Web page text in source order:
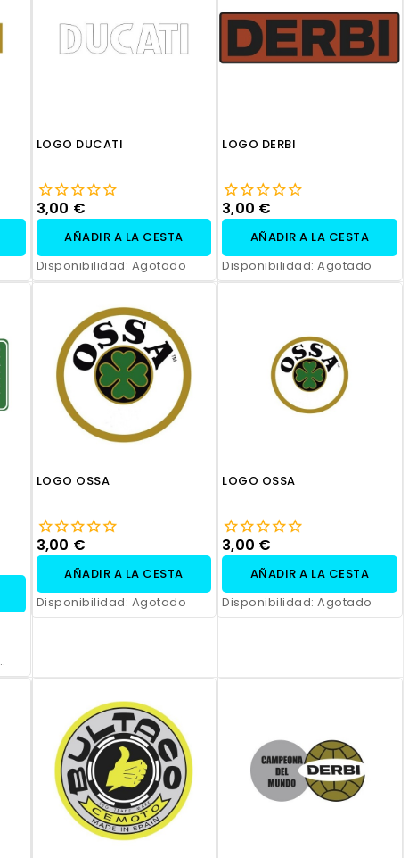
profesional y opción de
personalización.
LOGO DUCATI
3,00 €
AÑADIR A LA CESTA
Disponibilidad: Agotado
LOGO DERBI
3,00 €
AÑADIR A LA CESTA
Disponibilidad:Agotado
LOGO OSSA
3,00 €
AÑADIR A LA CESTA
Disponibilidad: Agotado
LOGO OSSA
3,00 €
AÑADIR A LA CESTA
Disponibilidad:Agotado